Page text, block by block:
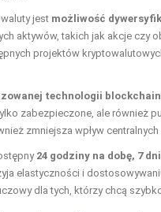
jest możliwość
aktywów, takich jak akcje
projektów
technologii blockchain
zabezpieczone, ale również
zmniejsza wpływ
24 godziny na dobę, 7
elastyczności i
dla tych, którzy chcą